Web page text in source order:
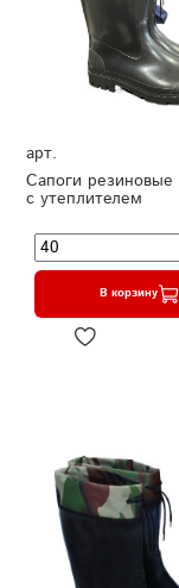
арт.
Сапоги
с утеплителем
В корзину